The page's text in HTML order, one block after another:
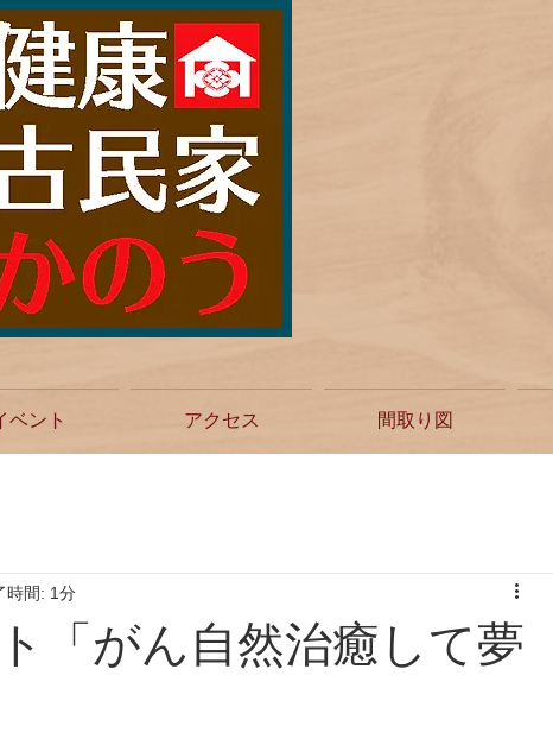
ベント アクセス 間取り図
「がん自然治癒して夢
時間: 1分